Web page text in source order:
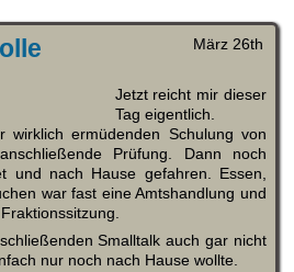
März 26th
Jetzt reicht mir dieser
Tag eigentlich.
wirklich ermüdenden Schulung von
Prüfung. Dann noch
und nach Hause gefahren. Essen,
war fast eine Amtshandlung und
Smalltalk auch gar nicht
nur noch nach Hause wollte.